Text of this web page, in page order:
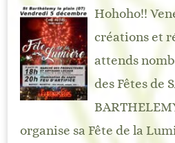
Hohoho!!
créations et
attends
des Fêtes de
organise sa Fête de la